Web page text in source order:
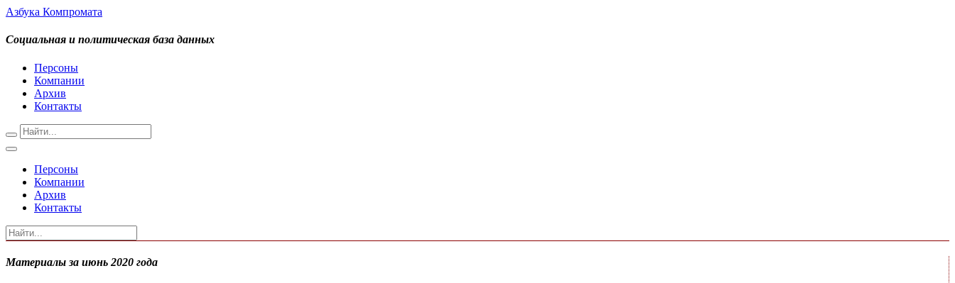
Азбука Компромата
Социальная и политическая база данных
Персоны
Компании
Архив
Контакты
Персоны
Компании
Архив
Контакты
Материалы за июнь 2020 года